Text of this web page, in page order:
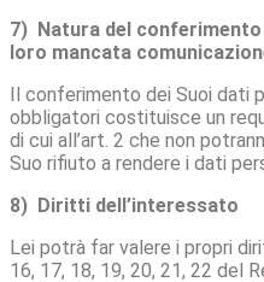
7) Natura del
loro mancata
Il conferimento dei Suoi dati
obbligatori costituisce un
di cui all’art. 2 che non
Suo rifiuto a rendere i dati
8) Diritti dell’interessato
Lei potrà far valere i propri
16, 17, 18, 19, 20, 21, 22 del